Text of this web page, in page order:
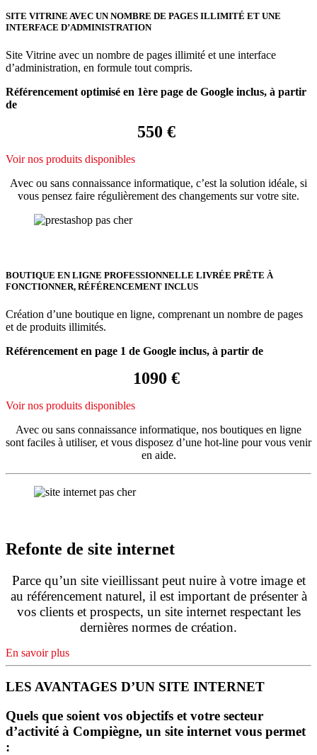
SITE VITRINE AVEC UN NOMBRE DE PAGES ILLIMITÉ ET UNE
INTERFACE D’ADMINISTRATION
Site Vitrine avec un nombre de pages illimité et une interface
d’administration, en formule tout compris.
Référencement optimisé en 1ère page de Google inclus, à partir
de
550 €
Voir nos produits disponibles
Avec ou sans connaissance informatique, c’est la solution idéale, si
vous pensez faire régulièrement des changements sur votre site.
BOUTIQUE EN LIGNE PROFESSIONNELLE LIVRÉE PRÊTE À
FONCTIONNER, RÉFÉRENCEMENT INCLUS
Création d’une boutique en ligne, comprenant un nombre de pages
et de produits illimités.
Référencement en page 1 de Google inclus, à partir de
1090 €
Voir nos produits disponibles
Avec ou sans connaissance informatique, nos boutiques en ligne
sont faciles à utiliser, et vous disposez d’une hot-line pour vous venir
en aide.
Refonte de site internet
Parce qu’un site vieillissant peut nuire à votre image et
au référencement naturel, il est important de présenter à
vos clients et prospects, un site internet respectant les
dernières normes de création.
En savoir plus
LES AVANTAGES D’UN SITE INTERNET
Quels que soient vos objectifs et votre secteur
d’activité à Compiègne, un site internet vous permet
: